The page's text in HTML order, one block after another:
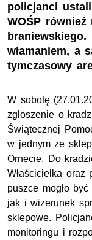
policjanci
WOŚP
braniewskiego.
włamaniem, a
tymczasowy
W sobotę
zgłoszenie o
Świątecznej
w jednym ze
Ornecie. Do
Właścicielka
puszce mogło
jak i wizerunek
sklepowe.
monitoringu i